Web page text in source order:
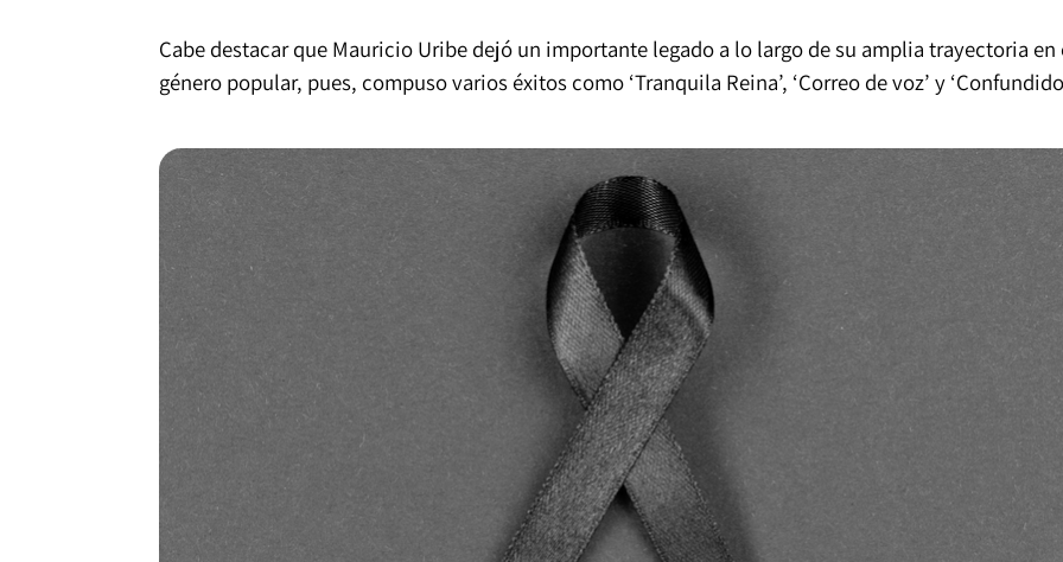
Cabe destacar que Mauricio Uribe dejó un importante legado a lo largo de su amplia trayectoria en
género popular, pues, compuso varios éxitos como ‘Tranquila Reina’, ‘Correo de voz’ y